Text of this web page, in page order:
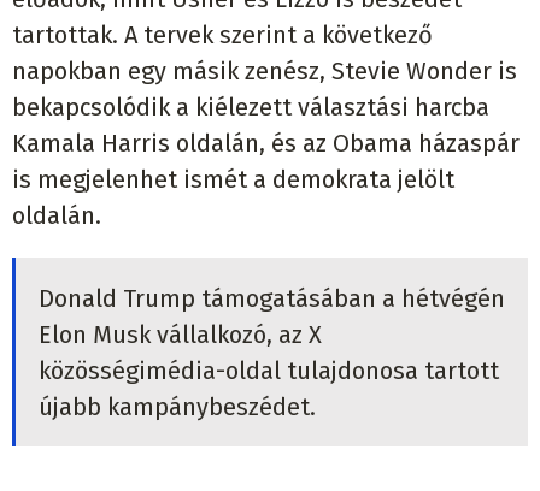
tartottak. A tervek szerint a következő
napokban egy másik zenész, Stevie Wonder is
bekapcsolódik a kiélezett választási harcba
Kamala Harris oldalán, és az Obama házaspár
is megjelenhet ismét a demokrata jelölt
oldalán.
Donald Trump támogatásában a hétvégén
Elon Musk vállalkozó, az X
közösségimédia-oldal tulajdonosa tartott
újabb kampánybeszédet.